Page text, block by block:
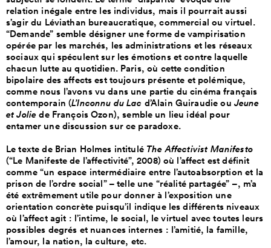
relation inégale entre les individus, mais il pourrait aussi
s’agir du Léviathan bureaucratique, commercial ou virtuel.
“Demande” semble désigner une forme de vampirisation
opérée par les marchés, les administrations et les réseaux
sociaux qui spéculent sur les émotions et contre laquelle
chacun lutte au quotidien. Paris, où cette condition
bipolaire des affects est toujours présente et polémique,
comme nous l’avons vu dans une partie du cinéma français
contemporain (L’Inconnu du Lac d’Alain Guiraudie ou Jeune
et Joliede François Ozon), semble un lieu idéal pour
entamer une discussion sur ce paradoxe.
Le texte de Brian Holmes intitulé The Affectivist Manifesto
(“Le Manifeste de l’affectivité”, 2008) où l’affect est définit
comme “un espace intermédiaire entre l’autoabsorption et la
prison de l’ordre social” – telle une “réalité partagée” –, m’a
été extrêmement utile pour donner à l’exposition une
orientation concrète puisqu’il indique les différents niveaux
où l’affect agit : l’intime, le social, le virtuel avec toutes leurs
possibles degrés et nuances internes : l’amitié, la famille,
l’amour, la nation, la culture, etc.